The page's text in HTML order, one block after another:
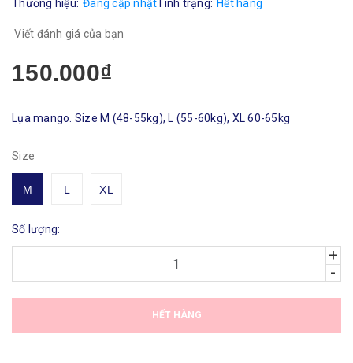
Thương hiệu: Đang cập nhậtTình trạng: Hết hàng
Viết đánh giá của bạn
150.000₫
Lụa mango. Size M (48-55kg), L (55-60kg), XL 60-65kg
Size
M L XL
Số lượng:
+
-
HẾT HÀNG